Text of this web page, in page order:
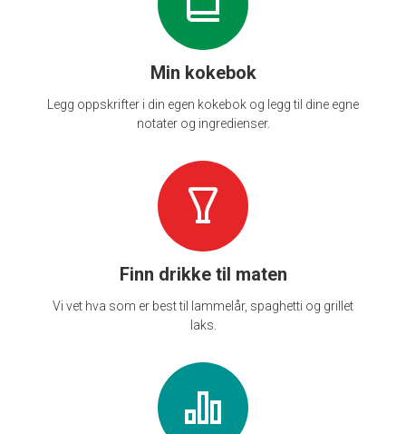
Min kokebok
Legg oppskrifter i din egen kokebok og legg til dine egne
notater og ingredienser.
Finn drikke til maten
Vi vet hva som er best til lammelår, spaghetti og grillet
laks.